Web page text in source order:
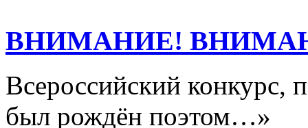
ВНИМАНИЕ!
Всероссийский
был рождён поэтом…»